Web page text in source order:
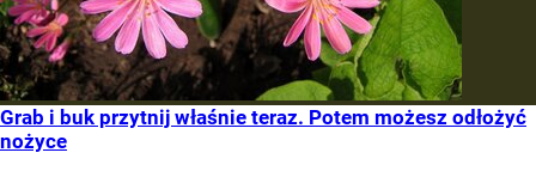
Grab i buk przytnij właśnie teraz. Potem możesz odłożyć
nożyce